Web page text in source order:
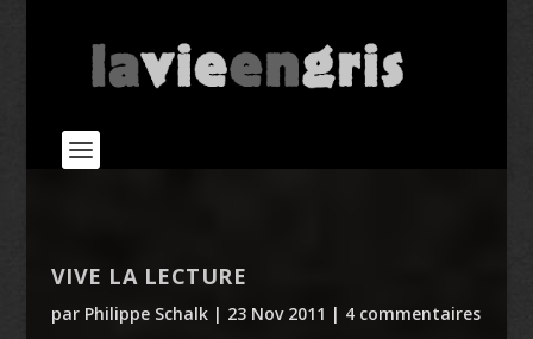
VIVE LA LECTURE
par Philippe Schalk| 23 Nov 2011 | 4 commentaires